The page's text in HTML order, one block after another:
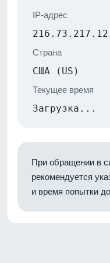
IP-адрес
216.73.217.12
Страна
США (US)
Текущее время
Загрузка...
При обращении в
рекомендуется
и время попытки